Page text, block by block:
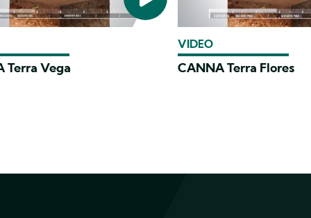
Terra Vega
VIDEO
CANNA Terra Flores